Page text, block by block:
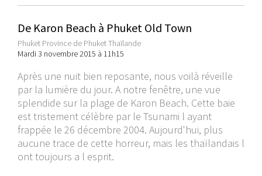
De Karon Beach à Phuket Old Town
Phuket Province de Phuket Thaïlande
Mardi 3 novembre 2015 à 11h15
Après une nuit bien reposante, nous voilà réveille
par la lumière du jour. A notre fenêtre, une vue
splendide sur la plage de Karon Beach. Cette baie
est tristement célèbre par le Tsunami l ayant
frappée le 26 décembre 2004. Aujourd'hui, plus
aucune trace de cette horreur, mais les thaïlandais l
ont toujours a l esprit.